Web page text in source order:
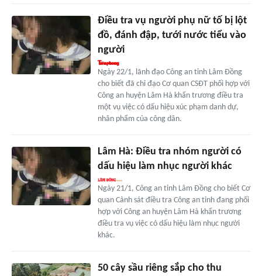
Điều tra vụ người phụ nữ tố bị lột
đồ, đánh đập, tưới nước tiểu vào
người
Ngày 22/1, lãnh đạo Công an tỉnh Lâm Đồng
cho biết đã chỉ đạo Cơ quan CSĐT phối hợp với
Công an huyện Lâm Hà khẩn trương điều tra
một vụ việc có dấu hiệu xúc phạm danh dự,
nhân phẩm của công dân.
Lâm Hà: Điều tra nhóm người có
dấu hiệu làm nhục người khác
Ngày 21/1, Công an tỉnh Lâm Đồng cho biết Cơ
quan Cảnh sát điều tra Công an tỉnh đang phối
hợp với Công an huyện Lâm Hà khẩn trương
điều tra vụ việc có dấu hiệu làm nhục người
khác.
50 cây sầu riêng sắp cho thu